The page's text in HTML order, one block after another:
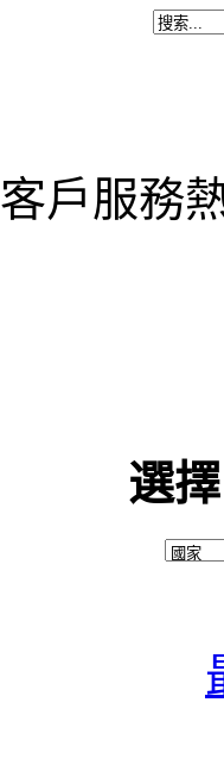
客戶服務
選